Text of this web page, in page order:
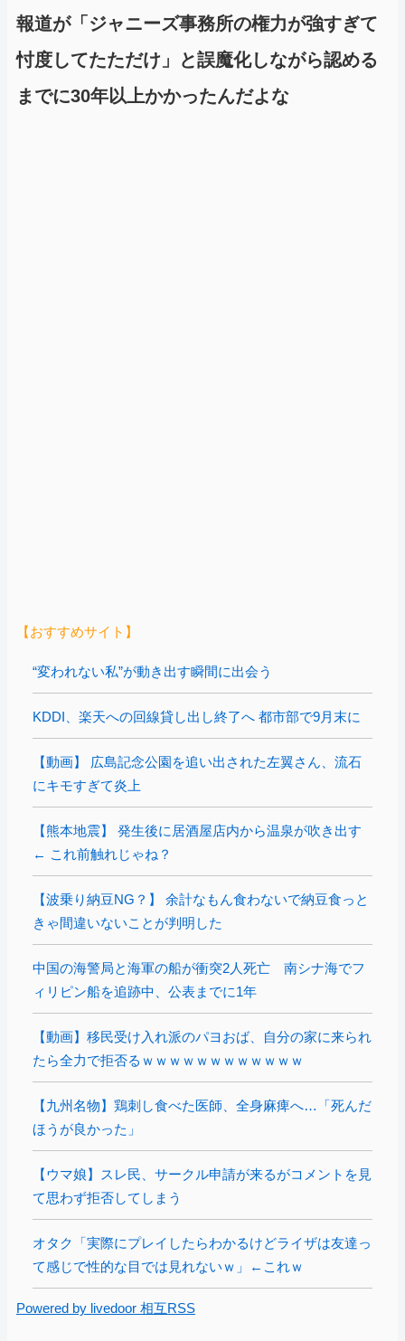
報道が「ジャニーズ事務所の権力が強すぎて
忖度してたただけ」と誤魔化しながら認める
までに30年以上かかったんだよな
【おすすめサイト】
“変われない私”が動き出す瞬間に出会う
KDDI、楽天への回線貸し出し終了へ 都市部で9月末に
【動画】 広島記念公園を追い出された左翼さん、流石
にキモすぎて炎上
【熊本地震】 発生後に居酒屋店内から温泉が吹き出す
← これ前触れじゃね？
【波乗り納豆NG？】 余計なもん食わないで納豆食っと
きゃ間違いないことが判明した
中国の海警局と海軍の船が衝突2人死亡 南シナ海でフ
ィリピン船を追跡中、公表までに1年
【動画】移民受け入れ派のパヨおば、自分の家に来られ
たら全力で拒否るｗｗｗｗｗｗｗｗｗｗｗｗ
【九州名物】鶏刺し食べた医師、全身麻痺へ…「死んだ
ほうが良かった」
【ウマ娘】スレ民、サークル申請が来るがコメントを見
て思わず拒否してしまう
オタク「実際にプレイしたらわかるけどライザは友達っ
て感じで性的な目では見れないｗ」←これｗ
Powered by livedoor 相互RSS